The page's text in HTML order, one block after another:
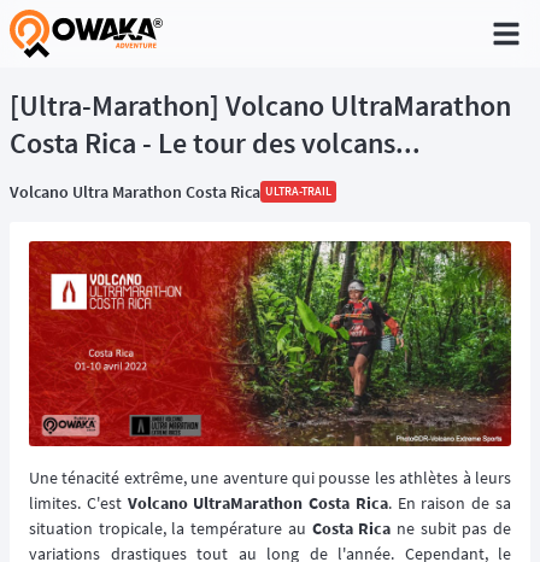
®
[Ultra-Marathon] Volcano UltraMarathon
Costa Rica - Le tour des volcans...
Volcano Ultra Marathon Costa Rica ULTRA-TRAIL
Une ténacité extrême, une aventure qui pousse les athlètes à leurs
limites. C'est Volcano UltraMarathon Costa Rica. En raison de sa
situation tropicale, la température au Costa Rica ne subit pas de
variations drastiques tout au long de l'année. Cependant, le